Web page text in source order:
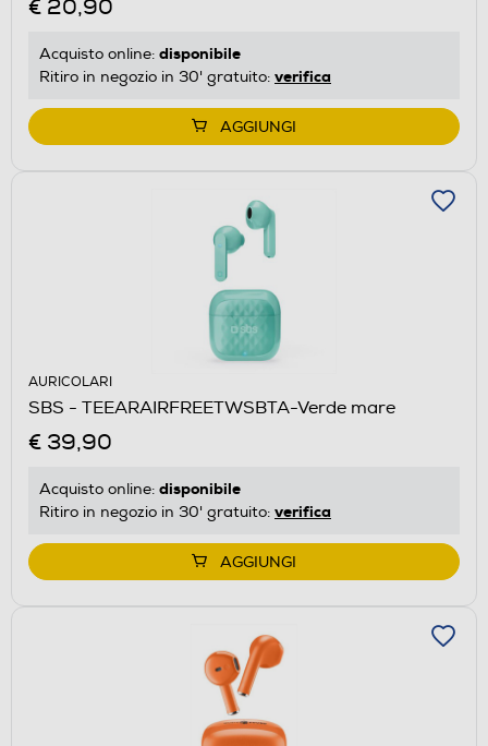
€ 20,90
Acquisto online: disponibile
Ritiro in negozio in 30' gratuito: verifica
AGGIUNGI
AURICOLARI
SBS - TEEARAIRFREETWSBTA-Verde mare
€ 39,90
Acquisto online: disponibile
Ritiro in negozio in 30' gratuito: verifica
AGGIUNGI